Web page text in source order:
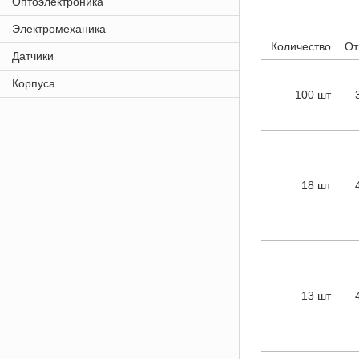
Электромеханика
Датчики
Корпуса
Количество
100 шт
18 шт
13 шт